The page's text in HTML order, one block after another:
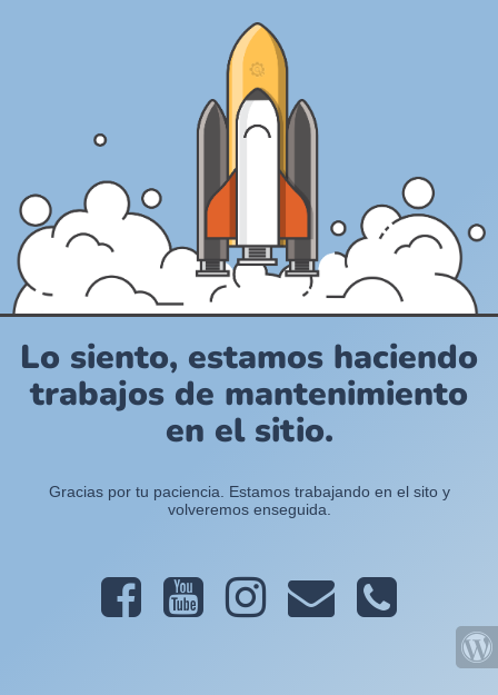
Lo siento, estamos haciendo
trabajos de mantenimiento
en el sitio.
Gracias por tu paciencia. Estamos trabajando en el sito y
volveremos enseguida.